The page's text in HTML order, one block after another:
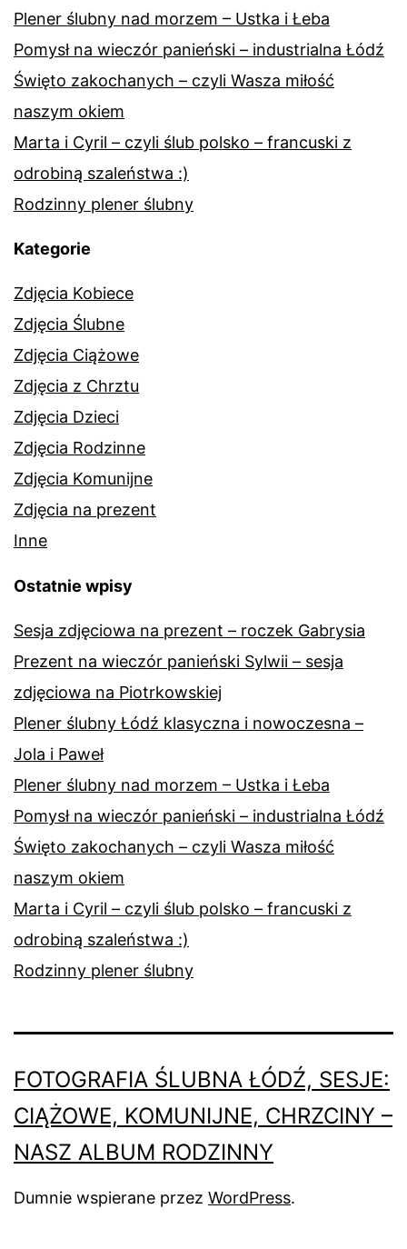
Plener ślubny nad morzem – Ustka i Łeba
Pomysł na wieczór panieński – industrialna Łódź
Święto zakochanych – czyli Wasza miłość
naszym okiem
Marta i Cyril – czyli ślub polsko – francuski z
odrobiną szaleństwa :)
Rodzinny plener ślubny
Kategorie
Zdjęcia Kobiece
Zdjęcia Ślubne
Zdjęcia Ciążowe
Zdjęcia z Chrztu
Zdjęcia Dzieci
Zdjęcia Rodzinne
Zdjęcia Komunijne
Zdjęcia na prezent
Inne
Ostatnie wpisy
Sesja zdjęciowa na prezent – roczek Gabrysia
Prezent na wieczór panieński Sylwii – sesja
zdjęciowa na Piotrkowskiej
Plener ślubny Łódź klasyczna i nowoczesna –
Jola i Paweł
Plener ślubny nad morzem – Ustka i Łeba
Pomysł na wieczór panieński – industrialna Łódź
Święto zakochanych – czyli Wasza miłość
naszym okiem
Marta i Cyril – czyli ślub polsko – francuski z
odrobiną szaleństwa :)
Rodzinny plener ślubny
FOTOGRAFIA ŚLUBNA ŁÓDŹ, SESJE:
CIĄŻOWE, KOMUNIJNE, CHRZCINY –
NASZ ALBUM RODZINNY
Dumnie wspierane przez WordPress.